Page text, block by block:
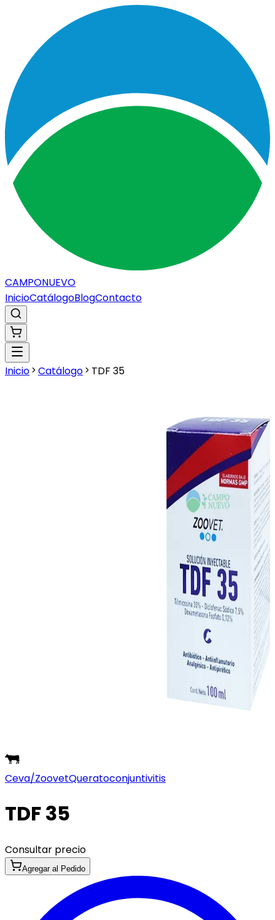
CAMPONUEVO
InicioCatálogoBlogContacto
Inicio Catálogo TDF 35
Ceva/ZoovetQueratoconjuntivitis
TDF 35
Consultar precio
Agregar al Pedido